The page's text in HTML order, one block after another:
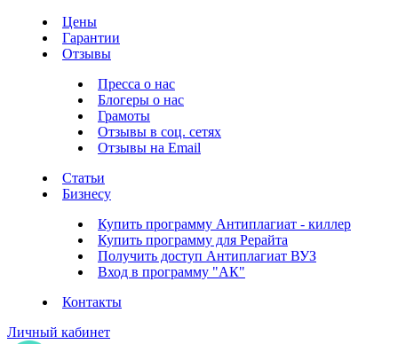
Цены
Гарантии
Отзывы
Пресса о нас
Блогеры о нас
Грамоты
Отзывы в соц. сетях
Отзывы на Email
Статьи
Бизнесу
Купить программу Антиплагиат - киллер
Купить программу для Рерайта
Получить доступ Антиплагиат ВУЗ
Вход в программу "АК"
Контакты
Личный кабинет